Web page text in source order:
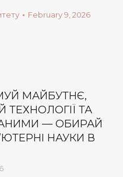
February 9, 2026
МАЙБУТНЄ,
ТА
— ОБИРАЙ
НАУКИ В